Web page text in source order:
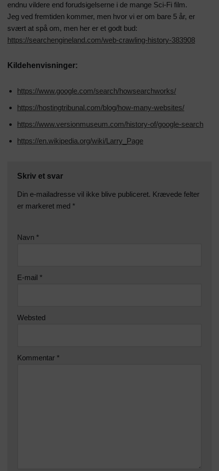
endnu vildere end forudsigelserne i de mange Sci-Fi film.
Jeg ved fremtiden kommer, men hvor vi er om bare 5 år, er
svært at spå om, men her er et godt bud:
https://searchengineland.com/web-crawling-history-383908
Kildehenvisninger:
https://www.google.com/search/howsearchworks/
https://hostingtribunal.com/blog/how-many-websites/
https://www.versionmuseum.com/history-of/google-search
https://en.wikipedia.org/wiki/Larry_Page
Skriv et svar
Din e-mailadresse vil ikke blive publiceret. Krævede felter
er markeret med *
Navn *
E-mail *
Websted
Kommentar *